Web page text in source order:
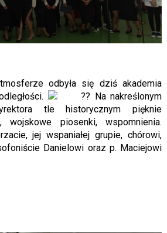
odbyła się dziś akademia
Na nakreślonym
tle historycznym pięknie
wojskowe piosenki, wspomnienia.
jej wspaniałej grupie, chórowi,
Danielowi oraz p. Maciejowi